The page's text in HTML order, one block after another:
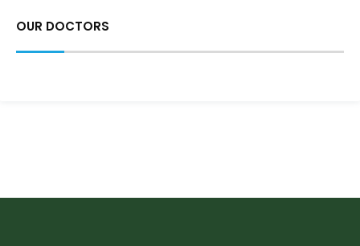
OUR DOCTORS